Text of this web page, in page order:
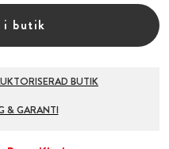
i butik
BUTIK
& GARANTI